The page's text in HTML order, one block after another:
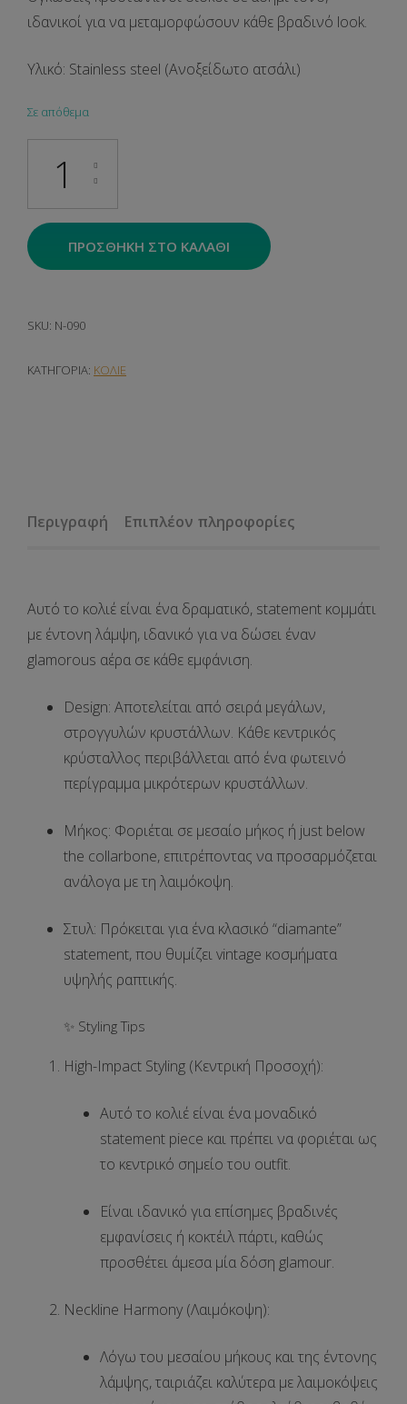
ιδανικοί για να μεταμορφώσουν κάθε βραδινό look.
Υλικό: Stainless steel (Ανοξείδωτο ατσάλι)
Σε απόθεμα
ΠΡΟΣΘΉΚΗ ΣΤΟ ΚΑΛΆΘΙ
SKU: N-090
ΚΑΤΗΓΟΡΊΑ: ΚΟΛΙΕ
Περιγραφή Επιπλέον πληροφορίες
Αυτό το κολιέ είναι ένα δραματικό, statement κομμάτι
με έντονη λάμψη, ιδανικό για να δώσει έναν
glamorous αέρα σε κάθε εμφάνιση.
Design: Αποτελείται από σειρά μεγάλων,
στρογγυλών κρυστάλλων. Κάθε κεντρικός
κρύσταλλος περιβάλλεται από ένα φωτεινό
περίγραμμα μικρότερων κρυστάλλων.
Μήκος: Φοριέται σε μεσαίο μήκος ή just below
the collarbone, επιτρέποντας να προσαρμόζεται
ανάλογα με τη λαιμόκοψη.
Στυλ: Πρόκειται για ένα κλασικό “diamante”
statement, που θυμίζειvintage κοσμήματα
υψηλής ραπτικής.
✨ Styling Tips
High-Impact Styling (Κεντρική Προσοχή):
Αυτό το κολιέ είναι ένα μοναδικό
statement piece και πρέπει να φοριέται ως
το κεντρικό σημείο του outfit.
Είναι ιδανικό για επίσημες βραδινές
εμφανίσεις ή κοκτέιλ πάρτι, καθώς
προσθέτει άμεσα μία δόση glamour.
Neckline Harmony (Λαιμόκοψη):
Λόγω του μεσαίου μήκους και της έντονης
λάμψης, ταιριάζει καλύτερα με λαιμοκόψεις